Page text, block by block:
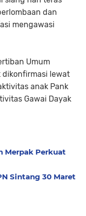
dan
mengawasi
Umum
dikonfirmasi lewat
anak Pank
Gawai Dayak
Merpak Perkuat
Sintang 30 Maret